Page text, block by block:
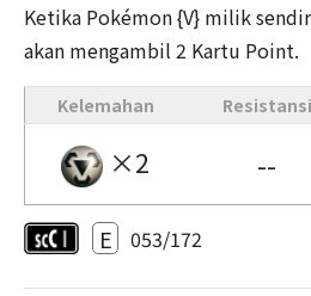
Ketika Pokémon {V} milik
akan mengambil 2 Kartu Point.
Kelemahan Resistansi
×2 --
E 053/172